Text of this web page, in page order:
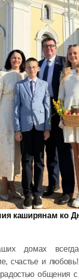
каширянам ко
домах всегда
счастье и
общения